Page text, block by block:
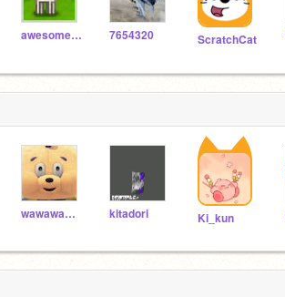
awesome-llama 7654320 ScratchCat
wawawawawa17n kitadori Ki_kun